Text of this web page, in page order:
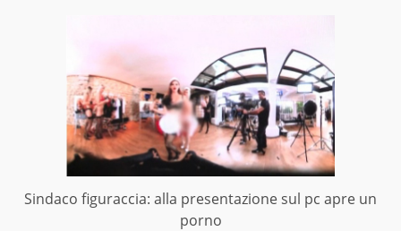
Sindaco figuraccia: alla presentazione sul pc apre un
porno